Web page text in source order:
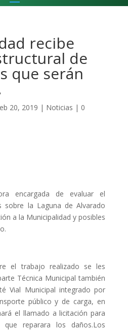
recibe
de
que serán
20, 2019 | Noticias | 0
encargada de evaluar el
sobre la Laguna de Alvarado
a la Municipalidad y posibles
el trabajo realizado se les
Técnica Municipal también
Vial Municipal integrado por
público y de carga, en
el llamado a licitación para
reparara los daños.Los